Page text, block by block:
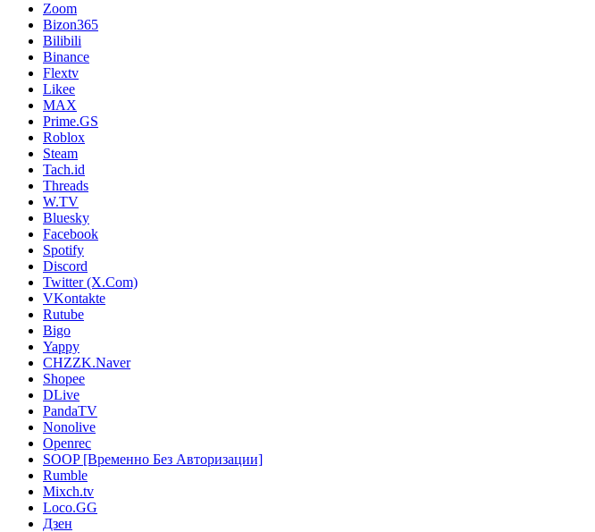
Zoom
Bizon365
Bilibili
Binance
Flextv
Likee
MAX
Prime.GS
Roblox
Steam
Tach.id
Threads
W.TV
Bluesky
Facebook
Spotify
Discord
Twitter (X.Com)
VKontakte
Rutube
Bigo
Yappy
CHZZK.Naver
Shopee
DLive
PandaTV
Nonolive
Openrec
SOOP [Временно Без Авторизации]
Rumble
Mixch.tv
Loco.GG
Дзен